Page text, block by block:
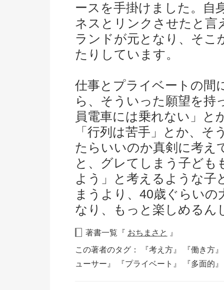
ースを手掛けました。自
ネスとリンクさせたと言
ランドが元となり、そこ
たりしています。
仕事とプライベートの間
ら、そういった願望を持
員電車には乗れない」と
「行列は苦手」とか、
たらいいのか真剣に考え
と、グレてしまう子ども
よう」と考えるような子
まうより、40歳ぐらい
なり、もっと楽しめるん
著書一覧『 おちまさと
』
この著者のタグ：
『考え方』
『働き方
ューサー』
『プライベート』 『多面的